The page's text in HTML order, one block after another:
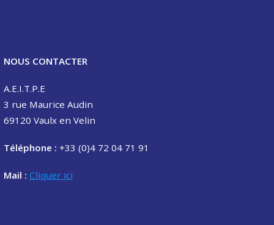
NOUS CONTACTER
A.E.I.T.P.E
3 rue Maurice Audin
69120 Vaulx en Velin
Téléphone : +33 (0)4 72 04 71 91
Mail : Cliquer ici